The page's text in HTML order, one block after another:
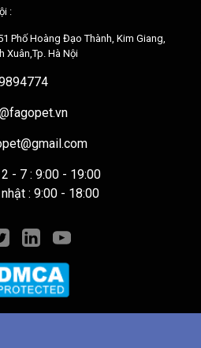
:
Phố Hoàng Đạo Thành, Kim Giang,
Xuân,Tp. Hà Nội
- 7 : 9:00 - 19:00
: 9:00 - 18:00